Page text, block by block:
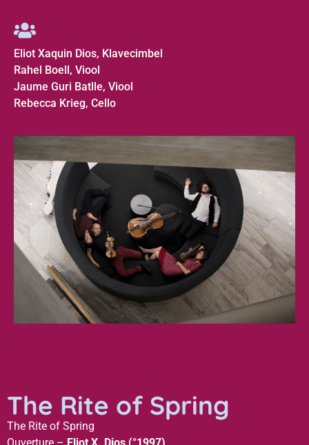
Eliot Xaquin Dios, Klavecimbel
Rahel Boell , Viool
Jaume Guri Batlle, Viool
Rebecca Krieg, Cello
The Rite of Spring
The Rite of Spring
Ouverture – Eliot X. Dios (°1997)